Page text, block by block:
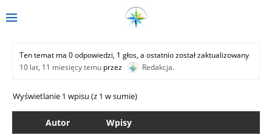
Ten temat ma 0 odpowiedzi, 1 głos, a ostatnio został zaktualizowany
10 lat, 11 miesięcy temu przez Redakcja.
Wyświetlanie 1 wpisu (z 1 w sumie)
Autor Wpisy